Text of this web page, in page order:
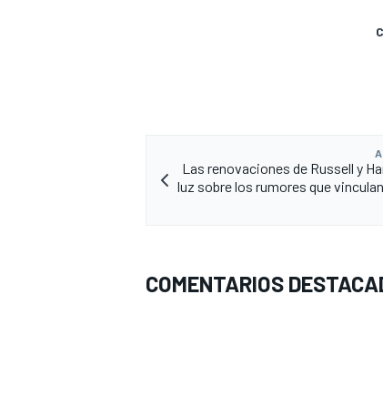
Las renovaciones de Russell y
luz sobre los rumores que
COMENTARIOS